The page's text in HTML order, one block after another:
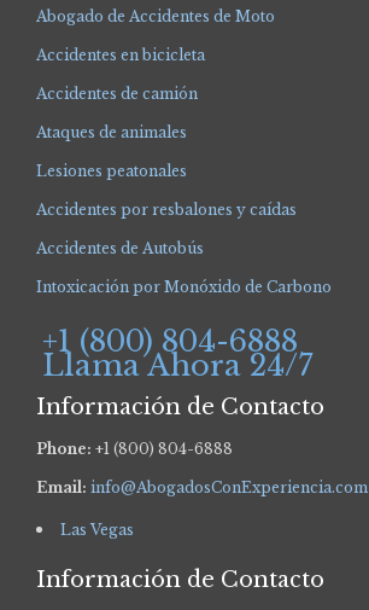
Abogado de Accidentes de Moto
Accidentes en bicicleta
Accidentes de camión
Ataques de animales
Lesiones peatonales
Accidentes por resbalones y caídas
Accidentes de Autobús
Intoxicación por Monóxido de Carbono
+1 (800) 804-6888
Llama Ahora 24/7
Información de Contacto
Phone: +1 (800) 804-6888
Email: info@AbogadosConExperiencia.com
Las Vegas
Información de Contacto